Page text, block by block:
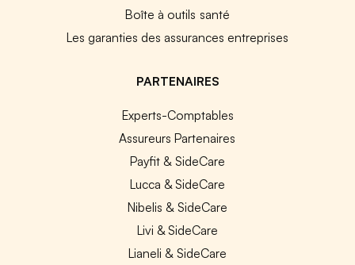
Boîte à outils santé
Les garanties des assurances entreprises
PARTENAIRES
Experts-Comptables
Assureurs Partenaires
Payfit & SideCare
Lucca & SideCare
Nibelis & SideCare
Livi & SideCare
Lianeli & SideCare